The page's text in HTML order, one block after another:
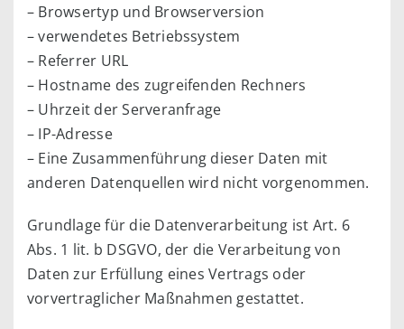
– Browsertyp und Browserversion
– verwendetes Betriebssystem
– Referrer URL
– Hostname des zugreifenden Rechners
– Uhrzeit der Serveranfrage
– IP-Adresse
– Eine Zusammenführung dieser Daten mit
anderen Datenquellen wird nicht vorgenommen.
Grundlage für die Datenverarbeitung ist Art. 6
Abs. 1 lit. b DSGVO, der die Verarbeitung von
Daten zur Erfüllung eines Vertrags oder
vorvertraglicher Maßnahmen gestattet.